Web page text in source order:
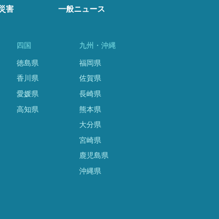
害 一般ニュース
四国
徳島県
香川県
愛媛県
高知県
九州・沖縄
福岡県
佐賀県
長崎県
熊本県
大分県
宮崎県
鹿児島県
沖縄県